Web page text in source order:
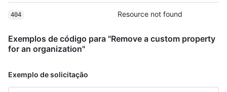
404 Resource not found
Exemplos de código para "Remove a custom property
for an organization"
Exemplo de solicitação